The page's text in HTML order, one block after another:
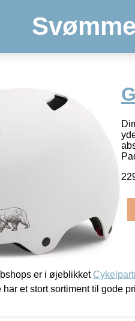
er i øjeblikket
har et stort sortiment til gode